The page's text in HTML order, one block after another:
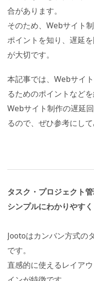
合があります。
そのため、Webサイト
ポイントを知り、遅延
が大切です。
本記事では、Webサイ
るためのポイントなどを
Webサイト制作の遅延
るので、ぜひ参考にして
タスク・プロジェクト
シンプルにわかりやすく
Jootoはカンバン方式の
です。
直感的に使えるレイア